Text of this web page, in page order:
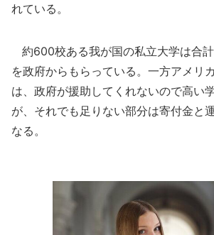
れている。
約600校ある我が国の私立大学は合
を政府からもらっている。一方アメリ
は、政府が援助してくれないので高い
が、それでも足りない部分は寄付金と
なる。